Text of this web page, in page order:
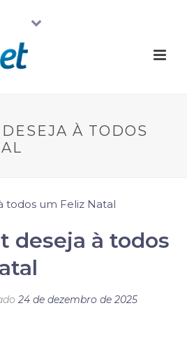
À TODOS
deseja à todos
24 de dezembro de 2025